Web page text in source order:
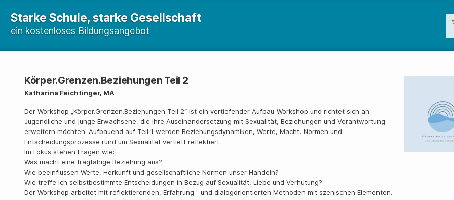
Starke Schule, starke Gesellschaft
ein kostenloses Bildungsangebot
Körper.Grenzen.Beziehungen Teil 2
Katharina Feichtinger, MA
Der Workshop „Körper.Grenzen.Beziehungen Teil 2“ ist ein vertiefender Aufbau-Workshop und richtet sich an
Jugendliche und junge Erwachsene, die ihre Auseinandersetzung mit Sexualität, Beziehungen und Verantwortung
erweitern möchten. Aufbauend auf Teil 1 werden Beziehungsdynamiken, Werte, Macht, Normen und
Entscheidungsprozesse rund um Sexualität vertieft reflektiert.
Im Fokus stehen Fragen wie:
Was macht eine tragfähige Beziehung aus?
Wie beeinflussen Werte, Herkunft und gesellschaftliche Normen unser Handeln?
Wie treffe ich selbstbestimmte Entscheidungen in Bezug auf Sexualität, Liebe und Verhütung?
Der Workshop arbeitet mit reflektierenden, Erfahrung—und dialogorientierten Methoden mit szenischen Elementen.